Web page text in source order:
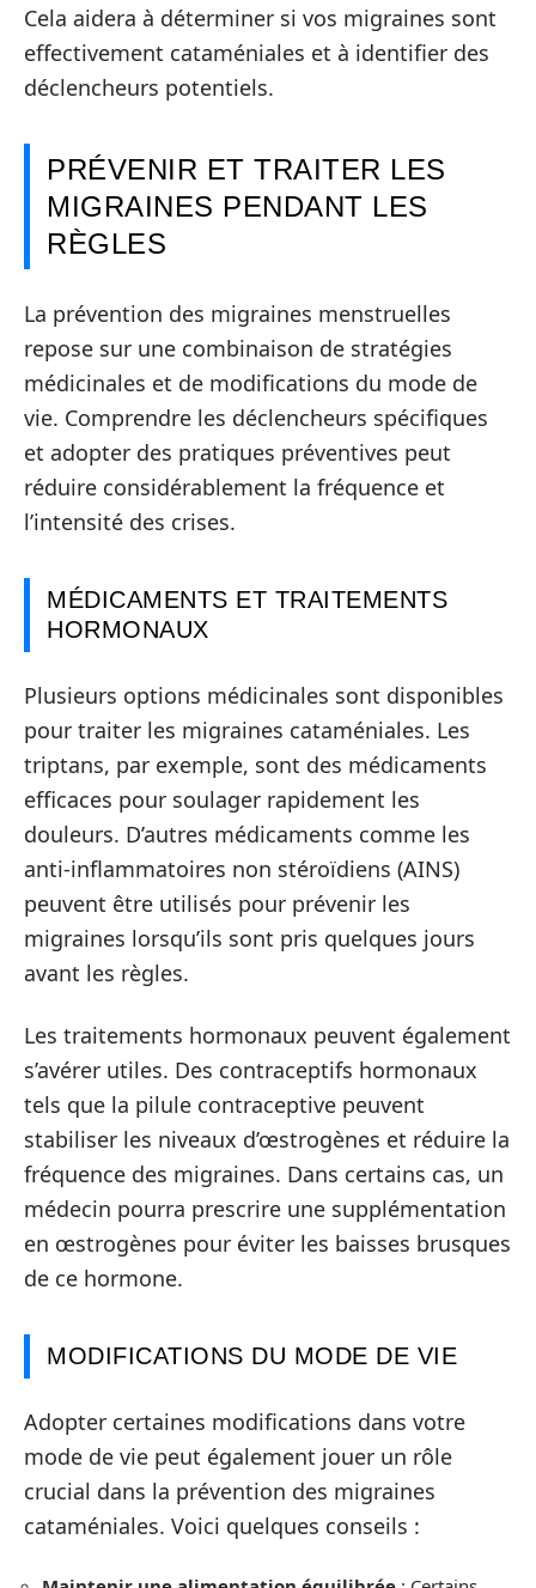
Cela aidera à déterminer si vos migraines sont
effectivement cataméniales et à identifier des
déclencheurs potentiels.
PRÉVENIR ET TRAITER LES
MIGRAINES PENDANT LES
RÈGLES
La prévention des migraines menstruelles
repose sur une combinaison de stratégies
médicinales et de modifications du mode de
vie. Comprendre les déclencheurs spécifiques
et adopter des pratiques préventives peut
réduire considérablement la fréquence et
l’intensité des crises.
MÉDICAMENTS ET TRAITEMENTS
HORMONAUX
Plusieurs options médicinales sont disponibles
pour traiter les migraines cataméniales. Les
triptans, par exemple, sont des médicaments
efficaces pour soulager rapidement les
douleurs. D’autres médicaments comme les
anti-inflammatoires non stéroïdiens (AINS)
peuvent être utilisés pour prévenir les
migraines lorsqu’ils sont pris quelques jours
avant les règles.
Les traitements hormonaux peuvent également
s’avérer utiles. Des contraceptifs hormonaux
tels que la pilule contraceptive peuvent
stabiliser les niveaux d’œstrogènes et réduire la
fréquence des migraines. Dans certains cas, un
médecin pourra prescrire une supplémentation
en œstrogènes pour éviter les baisses brusques
de ce hormone.
MODIFICATIONS DU MODE DE VIE
Adopter certaines modifications dans votre
mode de vie peut également jouer un rôle
crucial dans la prévention des migraines
cataméniales. Voici quelques conseils :